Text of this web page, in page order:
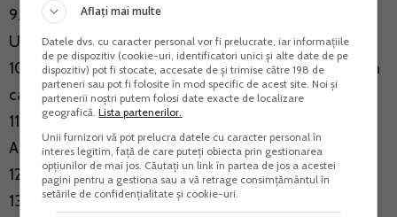
9. Aspecte contabile si fiscale transport alternativ
Uber/Bolt
10. Emitere bon fiscal pentru incasare Bolt si Uber prin
card
11. PFA transport alternativ. Codul CAEN 4933.
Aplicarea normei de venit in 2025 si 2026
12. Drept de deducere TVA facturi Uber/Bolt
13. Monografie contabila Bolt Food
Aflați mai multe
Datele dvs. cu caracter personal vor fi prelucrate, iar informațiile
de pe dispozitiv (cookie-uri, identificatori unici și alte date de pe
dispozitiv) pot fi stocate, accesate de și trimise către 198 de
parteneri sau pot fi folosite în mod specific de acest site. Noi și
partenerii noștri putem folosi date exacte de localizare
geografică.Lista partenerilor.
Unii furnizori vă pot prelucra datele cu caracter personal în
interes legitim, față de care puteți obiecta prin gestionarea
opțiunilor de mai jos. Căutați un link în partea de jos a acestei
pagini pentru a gestiona sau a vă retrage consimțământul în
setările de confidențialitate și cookie-uri.